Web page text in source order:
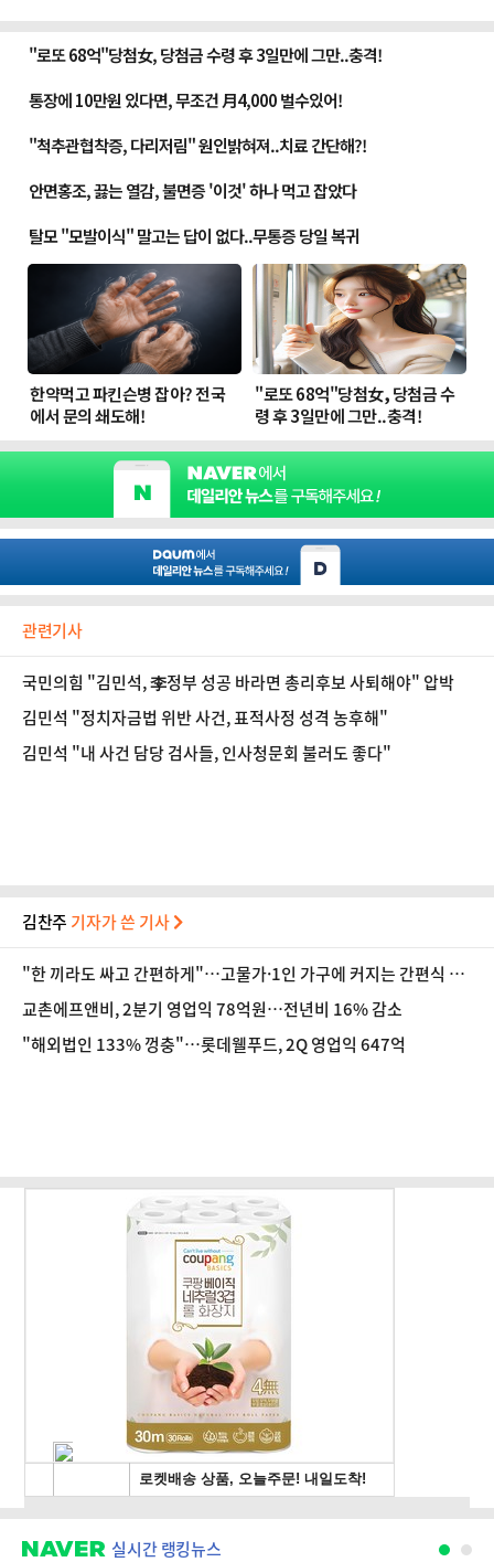
관련기사
국민의힘 "김민석, 李정부 성공 바라면 총리후보 사퇴해야" 압박
김민석 "정치자금법 위반 사건, 표적사정 성격 농후해"
김민석 "내 사건 담당 검사들, 인사청문회 불러도 좋다"
김찬주 기자가 쓴 기사
"한 끼라도 싸고 간편하게"…고물가·1인 가구에 커지는 간편식 시
장
교촌에프앤비, 2분기 영업익 78억원…전년비 16% 감소
"해외법인 133% 껑충"…롯데웰푸드, 2Q 영업익 647억
실시간 랭킹뉴스